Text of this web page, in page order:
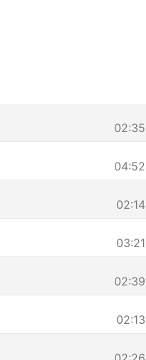
02:35
04:52
02:14
03:21
02:39
02:13